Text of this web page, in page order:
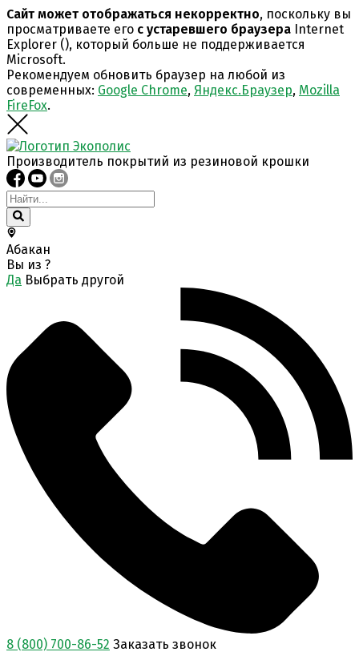
Сайт может отображаться некорректно, поскольку вы
просматриваете его с устаревшего браузера Internet
Explorer (), который больше не поддерживается
Microsoft.
Рекомендуем обновить браузер на любой из
современных: Google Chrome, Яндекс.Браузер, Mozilla
FireFox.
Производитель покрытий из резиновой крошки
Абакан
Вы из ?
Да Выбрать другой
8 (800) 700-86-52 Заказать звонок